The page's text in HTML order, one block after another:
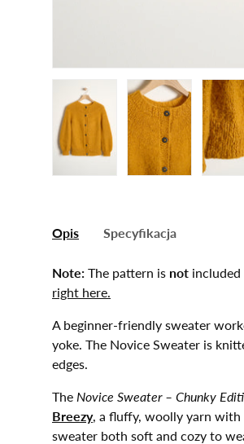
Załaduj zdjęcie 1 W galerii
Załaduj zdjęcie 2 W
Opis Specyfikacja
Note: The pattern is not included
right here.
A beginner-friendly sweater
yoke. The Novice Sweater is
edges.
The Novice Sweater – Chunky
Breezy, a fluffy, woolly yarn with
sweater both soft and cozy to